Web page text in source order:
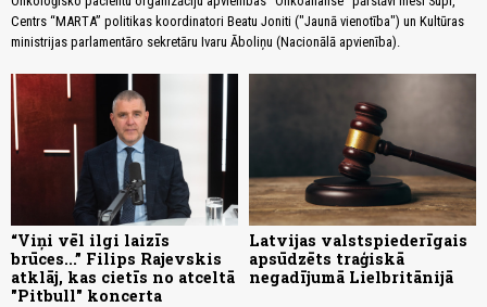
Centrs “MARTA” politikas koordinatori Beatu Joniti ("Jaunā vienotība") un Kultūras
ministrijas parlamentāro sekretāru Ivaru Āboliņu (Nacionālā apvienība).
“Viņi vēl ilgi laizīs
brūces...” Filips Rajevskis
atklāj, kas cietīs no atceltā
"Pitbull" koncerta
Latvijas valstspiederīgais
apsūdzēts traģiskā
negadījumā Lielbritānijā